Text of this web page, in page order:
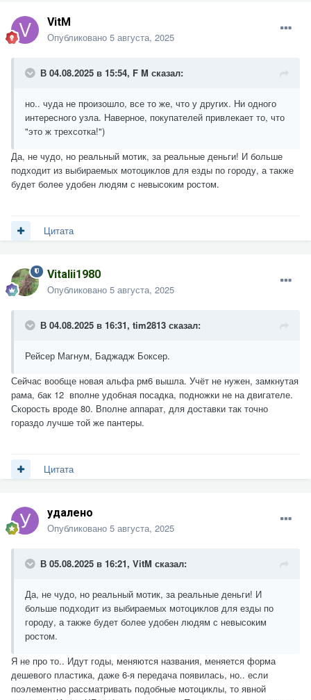
VitM
Опубликовано 5 августа, 2025
В 04.08.2025 в 15:54, F M сказал:
но.. чуда не произошло, все то же, что у других. Ни одного
интересного узла. Наверное, покупателей привлекает то, что
"это ж трехсотка!")
Да, не чудо, но реальный мотик, за реальные деньги! И больше
подходит из выбираемых мотоциклов для езды по городу, а также
будет более удобен людям с невысоким ростом.
Цитата
Vitalii1980
Опубликовано 5 августа, 2025
В 04.08.2025 в 16:31, tim2813 сказал:
Рейсер Магнум, Баджадж Боксер.
Сейчас вообще новая альфа рм6 вышла. Учёт не нужен, замкнутая
рама, бак 12 вполне удобная посадка, подножки не на двигателе.
Скорость вроде 80. Вполне аппарат, для доставки так точно
гораздо лучше той же пантеры.
Цитата
удалено
Опубликовано 5 августа, 2025
В 05.08.2025 в 16:21, VitM сказал:
Да, не чудо, но реальный мотик, за реальные деньги! И
больше подходит из выбираемых мотоциклов для езды по
городу, а также будет более удобен людям с невысоким
ростом.
Я не про то.. Идут годы, меняются названия, меняется форма
дешевого пластика, даже 6-я передача появилась, но.. если
поэлементно рассматривать подобные мотоциклы, то явной